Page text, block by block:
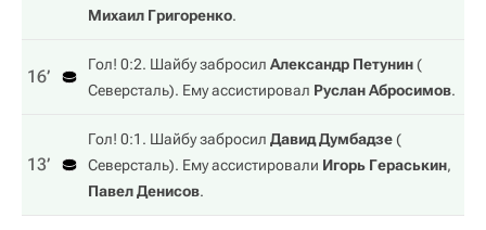
Михаил Григоренко.
16‎’‎
Гол! 0:2. Шайбу забросил Александр Петунин(
Северсталь). Ему ассистировал Руслан Абросимов.
13‎’‎
Гол! 0:1. Шайбу забросил Давид Думбадзе(
Северсталь). Ему ассистировали Игорь Гераськин,
Павел Денисов.